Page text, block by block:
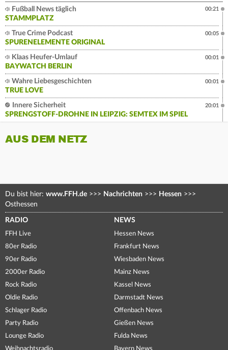
Fußball News täglich
STAMMPLATZ
00:21
True Crime Podcast
SPURENELEMENTE ORIGINAL
00:05
Klaas Heufer-Umlauf
BAYWATCH BERLIN
00:01
Wahre Liebesgeschichten
TRUE LOVE
00:01
Innere Sicherheit
SPRENGSTOFF-DROHNE IN LEIPZIG: SEMTEX IM SPIEL
20:01
AUS DEM NETZ
Du bist hier: www.FFH.de >>> Nachrichten >>> Hessen >>>
Osthessen
RADIO
FFH Live
80er Radio
90er Radio
2000er Radio
Rock Radio
Oldie Radio
Schlager Radio
Party Radio
Lounge Radio
NEWS
Hessen News
Frankfurt News
Wiesbaden News
Mainz News
Kassel News
Darmstadt News
Offenbach News
Gießen News
Fulda News